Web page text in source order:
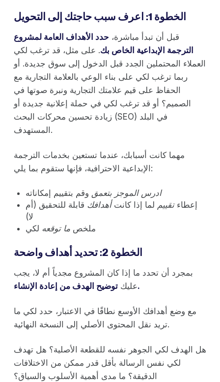
الخطوة 1: اعرف سبب حاجتك إلى التحويل
قبل أن تبدأ مباشرة، حدد الأهداف العامة لمشروع
الترجمة الإبداعية الخاص بك. على مثل، قد ترغب لكي
العملاء المحتملين الجدد قبل الدخول إلى سوق جديدة. أو
ربما ترغب لكي على بناء الوعي بالعلامة التجارية مع
الحفاظ على قيم علامتك التجارية ونبرة صوتها في
الصميم؟ أو قد ترغب لكي في حملة إعلانية جديدة أو
زيادة تحسين محركات البحث (SEO) في البلد
المستهدف.
مهما كانت أسبابك، عندما تستعين بخدمات الترجمة
الإبداعية الاحترافية، فإنها ستقوم بما يلي:
ادرس الموجز بتعمق وقم بتقييم إمكاناته
إعطاءتقييم لما إذا كانتأهدافك قابلة للتحقيق (أم
لا)
ملخص ما توقعه
الخطوة 2: تحديد أهداف واضحة
بمجرد أن تحدد ما إذا كان المشروع مجدياً أم لا، يجب
عليكتوضيح الهدف من إعادة الإنشاء.
مع وضع أهدافك الأوسع نطاقًا في الاعتبار، حدد لكي ما
تريد نقل المحتوى الأصلي إلى النسخة النهائية.
هل الهدف لكي الجوهر نفسه للقطعة الأصلية؟ هل تهدف
لكي نفس الرسالة بأقل قدر ممكن من الاختلافات
الدقيقة؟ ما مدى أهمية الأسلوب والسياق؟